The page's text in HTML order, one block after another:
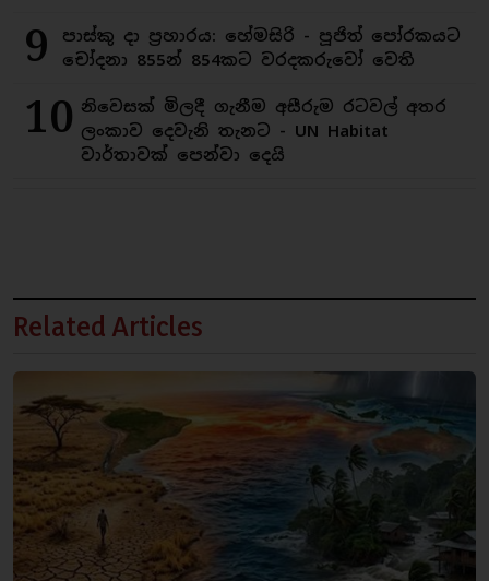
9
පාස්කු දා ප්‍රහාරය: හේමසිරි - පූජිත් පෝරකයට
චෝදනා 855න් 854කට වරදකරුවෝ වෙති
10 නිවෙසක් මිලදී ගැනීම අසීරුම රටවල් අතර
ලංකාව දෙවැනි තැනට - UN Habitat
වාර්තාවක් පෙන්වා දෙයි
Related Articles